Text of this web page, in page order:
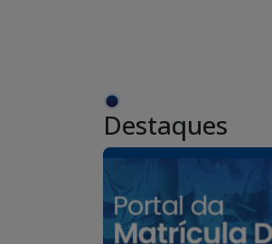
Destaques